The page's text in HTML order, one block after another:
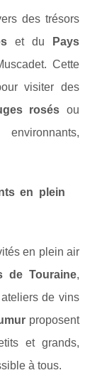
des trésors
et du
Pays
Cette
visiter des
rosés ou
en plein
en plein air
de Touraine,
de vins
proposent
et grands,
à tous.